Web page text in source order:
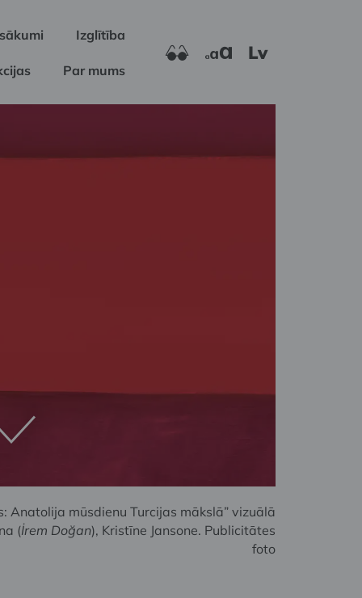
Izglītība
Par mums
Lv
Anatolija mūsdienu Turcijas mākslā” vizuālā
(İrem Doğan), Kristīne Jansone. Publicitātes
foto